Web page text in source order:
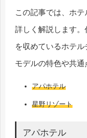
この記事では、ホ
詳しく解説します
を収めているホテ
モデルの特色や共通
アパホテル
星野リゾート
アパホテル